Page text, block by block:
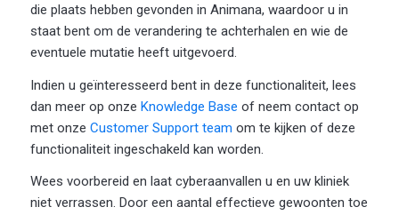
die plaats hebben gevonden in Animana, waardoor u in
staat bent om de verandering te achterhalen en wie de
eventuele mutatie heeft uitgevoerd.
Indien u geïnteresseerd bent in deze functionaliteit, lees
dan meer op onze Knowledge Base of neem contact op
met onze Customer Support team om te kijken of deze
functionaliteit ingeschakeld kan worden.
Wees voorbereid en laat cyberaanvallen u en uw kliniek
niet verrassen. Door een aantal effectieve gewoonten toe